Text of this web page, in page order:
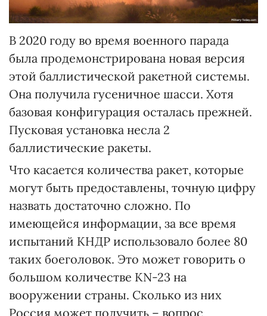
В 2020 году во время военного парада
была продемонстрирована новая версия
этой баллистической ракетной системы.
Она получила гусеничное шасси. Хотя
базовая конфигурация осталась прежней.
Пусковая установка несла 2
баллистические ракеты.
Что касается количества ракет, которые
могут быть предоставлены, точную цифру
назвать достаточно сложно. По
имеющейся информации, за все время
испытаний КНДР использовало более 80
таких боеголовок. Это может говорить о
большом количестве КN-23 на
вооружении страны. Сколько из них
Россия может получить – вопрос